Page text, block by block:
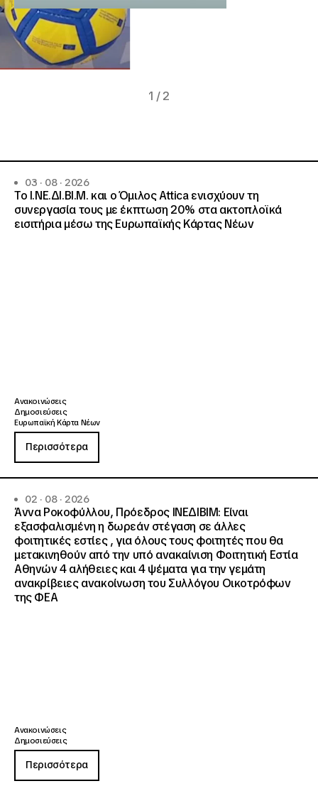
1 /2
03 · 08 · 2026
Το Ι.ΝΕ.ΔΙ.ΒΙ.Μ. και o Όμιλος Attica ενισχύουν τη
συνεργασία τους με έκπτωση 20% στα ακτοπλοϊκά
εισιτήρια μέσω της Ευρωπαϊκής Κάρτας Νέων
Ανακοινώσεις
Δημοσιεύσεις
Ευρωπαϊκή Κάρτα Νέων
Περισσότερα
02 · 08 · 2026
Άννα Ροκοφύλλου, Πρόεδρος ΙΝΕΔΙΒΙΜ: Είναι
εξασφαλισμένη η δωρεάν στέγαση σε άλλες
φοιτητικές εστίες , για όλους τους φοιτητές που θα
μετακινηθούν από την υπό ανακαίνιση Φοιτητική Εστία
Αθηνών 4 αλήθειες και 4 ψέματα για την γεμάτη
ανακρίβειες ανακοίνωση του Συλλόγου Οικοτρόφων
της ΦΕΑ
Ανακοινώσεις
Δημοσιεύσεις
Περισσότερα